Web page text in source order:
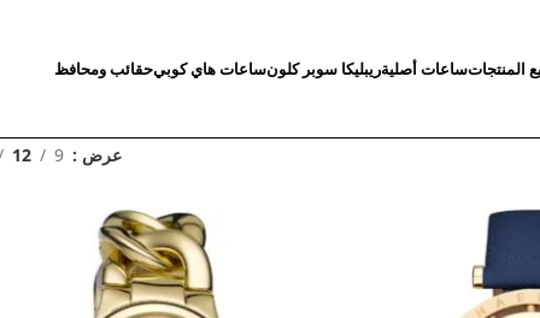
المنتجاتساعات أصليةريبليكا سوبر كلونساعات هاي كوبيحقائب ومحافظ
عرض 9
12